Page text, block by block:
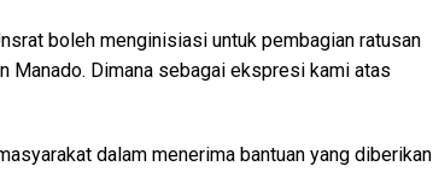
boleh menginisiasi untuk pembagian ratusan
Manado. Dimana sebagai ekspresi kami atas
dalam menerima bantuan yang diberikan